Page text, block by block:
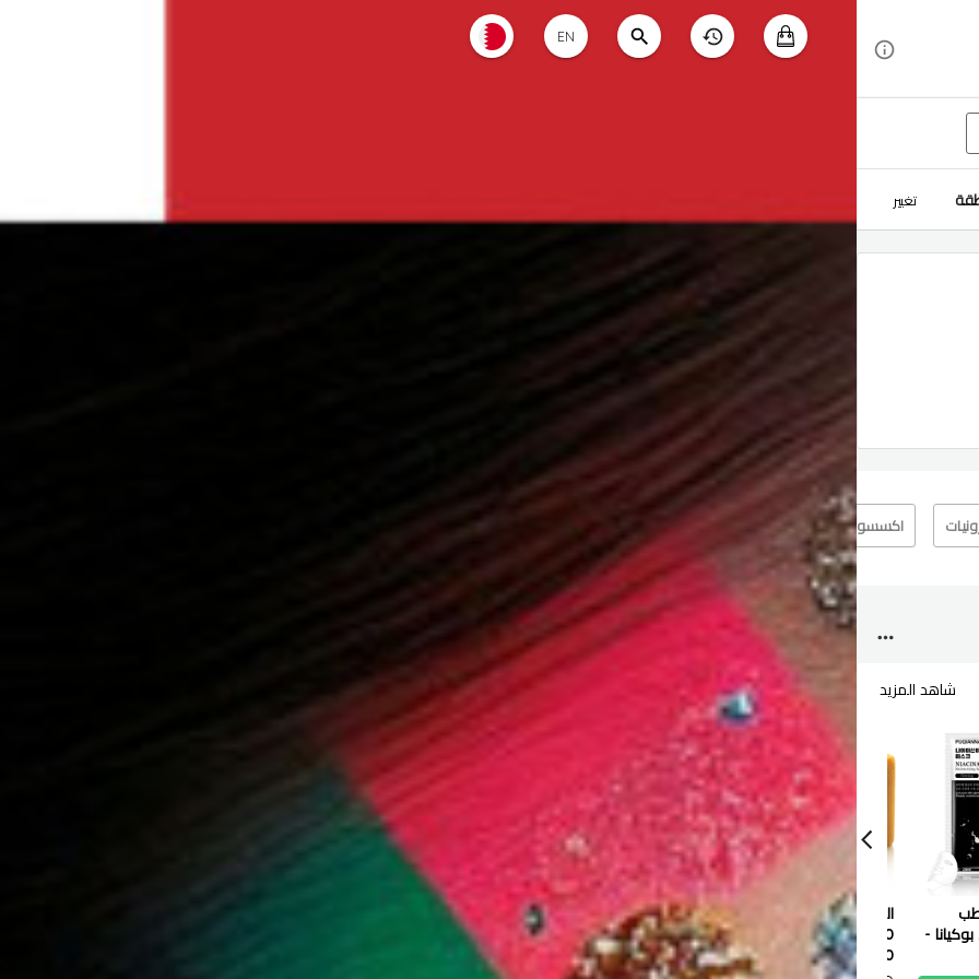
EN
تغيير
اكسسوارت الآخرين عطر
شاهد المزيد
-
الطاووس صابون طبيعي
120 جم
0.550 دب
قناع ترطيب الشفاه بالتوت
الأزرق من سادور - 8 جرام
0.100 دب